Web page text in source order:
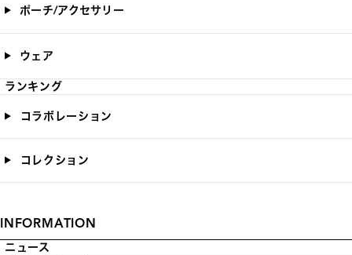
ポーチ/アクセサリー
ウェア
ランキング
コラボレーション
コレクション
INFORMATION
ニュース